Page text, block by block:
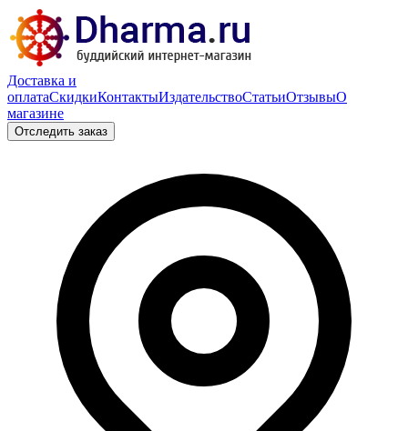
Доставка и
оплатаСкидкиКонтактыИздательствоСтатьиОтзывыО
магазине
Отследить заказ